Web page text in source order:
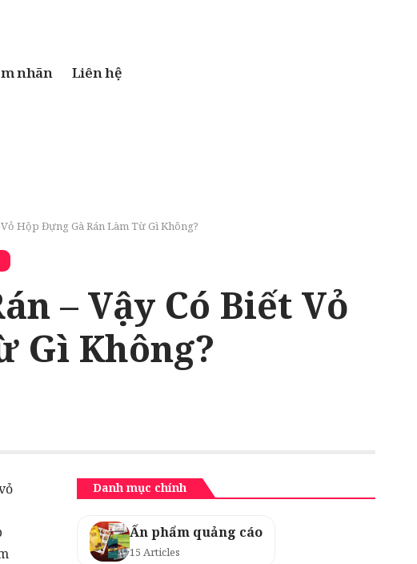
nhãn Liên hệ
Hộp Đựng Gà Rán Làm Từ Gì Không?
– Vậy Có Biết Vỏ
Gì Không?
Danh mục chính
Ấn phẩm quảng cáo
15 Articles